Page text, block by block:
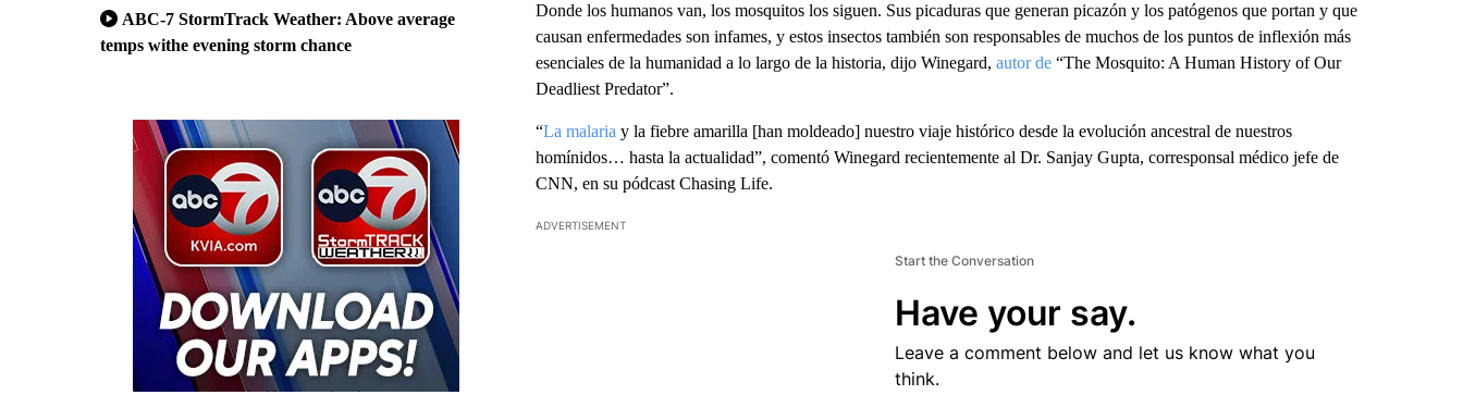
ABC-7 StormTrack Weather: Above average
temps withe evening storm chance
Donde los humanos van, los mosquitos los siguen. Sus picaduras que generan picazón y los patógenos que portan y que
causan enfermedades son infames, y estos insectos también son responsables de muchos de los puntos de inflexión más
esenciales de la humanidad a lo largo de la historia, dijo Winegard, autor de“The Mosquito: A Human History of Our
Deadliest Predator”.
“La malaria y la fiebre amarilla [han moldeado] nuestro viaje histórico desde la evolución ancestral de nuestros
homínidos… hasta la actualidad”, comentó Winegard recientemente al Dr. Sanjay Gupta, corresponsal médico jefe de
CNN, en su pódcast Chasing Life.
ADVERTISEMENT
Start the Conversation
Have your say.
Leave a comment below and let us know what you
think.